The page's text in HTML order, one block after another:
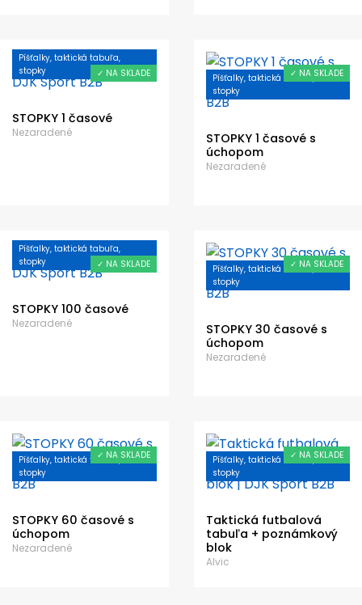
Píšťalky, taktická tabuľa,
stopky
✓ NA SKLADE
STOPKY 1 časové
Nezaradené
Píšťalky, taktická tabuľa,
stopky
✓ NA SKLADE
STOPKY 1 časové s
úchopom
Nezaradené
Píšťalky, taktická tabuľa,
stopky
✓ NA SKLADE
STOPKY 100 časové
Nezaradené
Píšťalky, taktická tabuľa,
stopky
✓ NA SKLADE
STOPKY 30 časové s
úchopom
Nezaradené
Píšťalky, taktická tabuľa,
stopky
✓ NA SKLADE
STOPKY 60 časové s
úchopom
Nezaradené
Píšťalky, taktická tabuľa,
stopky
✓ NA SKLADE
Taktická futbalová
tabuľa + poznámkový
blok
Alvic